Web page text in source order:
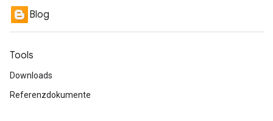
Blog
Tools
Downloads
Referenzdokumente